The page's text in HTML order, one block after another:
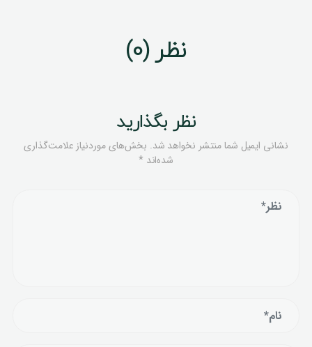
نظر (0)
نظر بگذارید
نشانی ایمیل شما منتشر نخواهد شد. بخش‌های موردنیاز علامت‌گذاری
شده‌اند *